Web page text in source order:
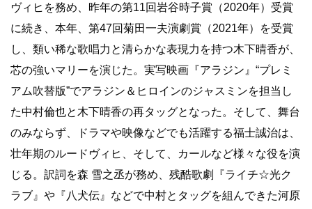
ヴィヒを務め、昨年の第11回岩谷時子賞（2020年）受賞
に続き、本年、第47回菊田一夫演劇賞（2021年）を受賞
し、類い稀な歌唱力と清らかな表現力を持つ木下晴香が、
芯の強いマリーを演じた。実写映画『アラジン』“プレミ
アム吹替版”でアラジン＆ヒロインのジャスミンを担当し
た中村倫也と木下晴香の再タッグとなった。そして、舞台
のみならず、ドラマや映像などでも活躍する福士誠治は、
壮年期のルードヴィヒ、そして、カールなど様々な役を演
じる。訳詞を森 雪之丞が務め、残酷歌劇『ライチ☆光ク
ラブ』や『八犬伝』などで中村とタッグを組んできた河原